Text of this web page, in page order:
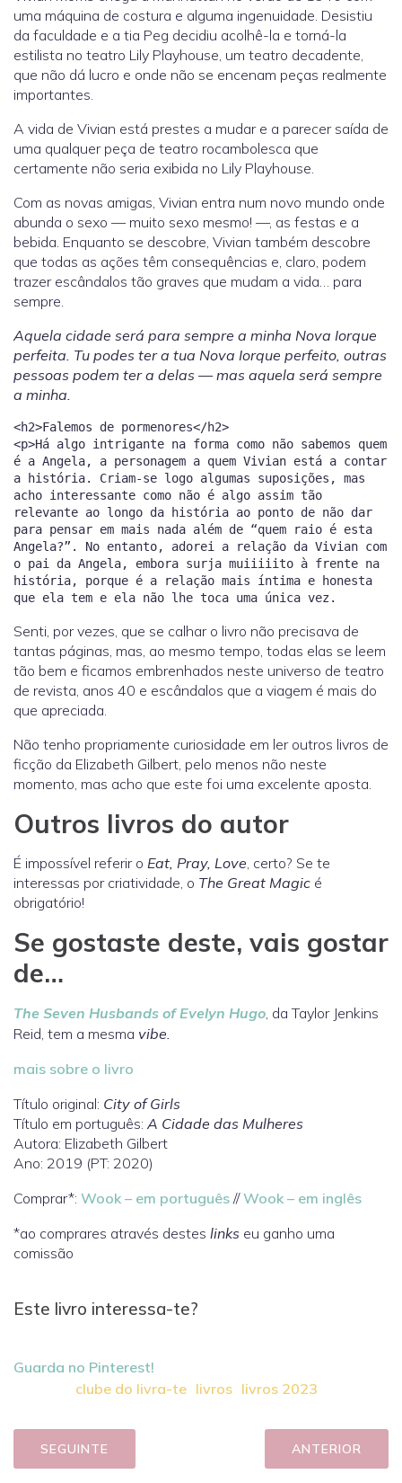
uma máquina de costura e alguma ingenuidade. Desistiu
da faculdade e a tia Peg decidiu acolhê-la e torná-la
estilista no teatro Lily Playhouse, um teatro decadente,
que não dá lucro e onde não se encenam peças realmente
importantes.
A vida de Vivian está prestes a mudar e a parecer saída de
uma qualquer peça de teatro rocambolesca que
certamente não seria exibida no Lily Playhouse.
Com as novas amigas, Vivian entra num novo mundo onde
abunda o sexo — muito sexo mesmo! —, as festas e a
bebida. Enquanto se descobre, Vivian também descobre
que todas as ações têm consequências e, claro, podem
trazer escândalos tão graves que mudam a vida… para
sempre.
Aquela cidade será para sempre a minha Nova Iorque
perfeita. Tu podes ter a tua Nova Iorque perfeito, outras
pessoas podem ter a delas — mas aquela será sempre
a minha.
<h2>Falemos de pormenores</h2>
<p>Há algo intrigante na forma como não sabemos quem
é a Angela, a personagem a quem Vivian está a contar
a história. Criam-se logo algumas suposições, mas
acho interessante como não é algo assim tão
relevante ao longo da história ao ponto de não dar
para pensar em mais nada além de “quem raio é esta
Angela?”. No entanto, adorei a relação da Vivian com
o pai da Angela, embora surja muiiiiito à frente na
história, porque é a relação mais íntima e honesta
Senti, por vezes, que se calhar o livro não precisava de
tantas páginas, mas, ao mesmo tempo, todas elas se leem
tão bem e ficamos embrenhados neste universo de teatro
de revista, anos 40 e escândalos que a viagem é mais do
que apreciada.
Não tenho propriamente curiosidade em ler outros livros de
ficção da Elizabeth Gilbert, pelo menos não neste
momento, mas acho que este foi uma excelente aposta.
Outros livros do autor
É impossível referir o Eat, Pray, Love, certo? Se te
interessas por criatividade, o The Great Magic é
obrigatório!
Se gostaste deste, vais gostar
de…
The Seven Husbands of Evelyn Hugo, da Taylor Jenkins
Reid, tem a mesma vibe.
mais sobre o livro
Título original: City of Girls
Título em português: A Cidade das Mulheres
Autora: Elizabeth Gilbert
Ano: 2019 (PT: 2020)
Comprar*: Wook – em português //Wook – em inglês
*ao comprares através destes links eu ganho uma
comissão
Este livro interessa-te?
Guarda no Pinterest!
clube do livra-te livros livros 2023
SEGUINTE ANTERIOR